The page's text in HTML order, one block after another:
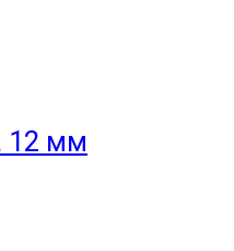
12 мм